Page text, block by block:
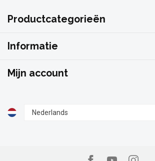
Productcategorieën
Informatie
Mijn account